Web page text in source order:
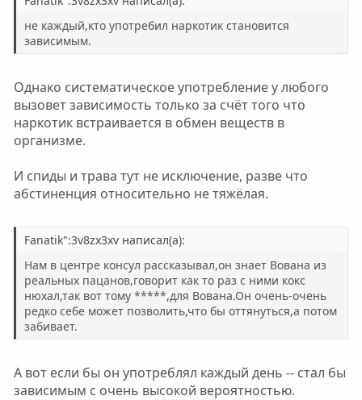
не каждый,кто употребил наркотик становится
зависимым.
Однако систематическое употребление у любого
вызовет зависимость только за счёт того что
наркотик встраивается в обмен веществ в
организме.
И спиды и трава тут не исключение, разве что
абстиненция относительно не тяжёлая.
Fanatik":3v8zx3xv написал(а):
Нам в центре консул рассказывал,он знает Вована из
реальных пацанов,говорит как то раз с ними кокс
нюхал,так вот тому *****,для Вована.Он очень-очень
редко себе может позволить,что бы оттянуться,а потом
забивает.
А вот если бы он употреблял каждый день -- стал бы
зависимым с очень высокой вероятностью.